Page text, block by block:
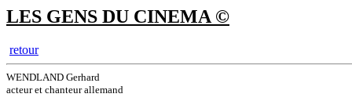
LES GENS DU CINEMA ©
retour
WENDLAND Gerhard
acteur et chanteur allemand